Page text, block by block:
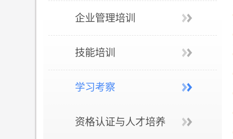
企业管理培训
技能培训
学习考察
资格认证与人才培养